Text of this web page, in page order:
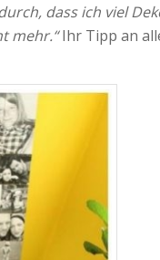
dass ich viel
mehr.“Ihr Tipp an